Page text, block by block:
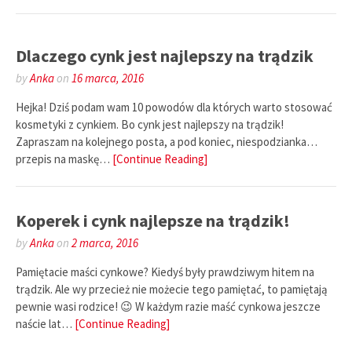
Dlaczego cynk jest najlepszy na trądzik
byAnkaon 16 marca, 2016
Hejka! Dziś podam wam 10 powodów dla których warto stosować
kosmetyki z cynkiem. Bo cynk jest najlepszy na trądzik!
Zapraszam na kolejnego posta, a pod koniec, niespodzianka…
przepis na maskę… [Continue Reading]
Koperek i cynk najlepsze na trądzik!
byAnkaon 2 marca, 2016
Pamiętacie maści cynkowe? Kiedyś były prawdziwym hitem na
trądzik. Ale wy przecież nie możecie tego pamiętać, to pamiętają
pewnie wasi rodzice! 😉 W każdym razie maść cynkowa jeszcze
naście lat… [Continue Reading]